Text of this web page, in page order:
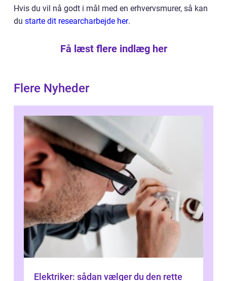
Hvis du vil nå godt i mål med en erhvervsmurer, så kan
du starte dit researcharbejde her.
Få læst flere indlæg her
Flere Nyheder
Elektriker: sådan vælger du den rette